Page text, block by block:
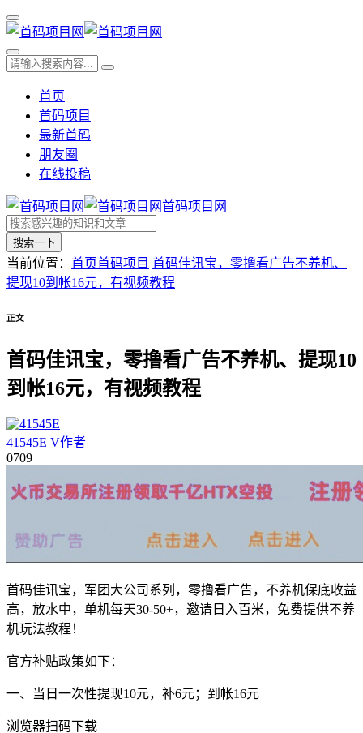
首页
首码项目
最新首码
朋友圈
在线投稿
首码项目网
搜索一下
当前位置： 首页首码项目 首码佳讯宝，零撸看广告不养机、
提现10到帐16元，有视频教程
正文
首码佳讯宝，零撸看广告不养机、提现10
到帐16元，有视频教程
41545E V作者
0709
首码佳讯宝，军团大公司系列，零撸看广告，不养机保底收益
高，放水中，单机每天30-50+，邀请日入百米，免费提供不养
机玩法教程！
官方补贴政策如下：
一、当日一次性提现10元，补6元；到帐16元
浏览器扫码下载